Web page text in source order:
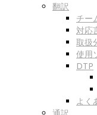
翻訳
チー
対応
取扱
使用
DTP
よく